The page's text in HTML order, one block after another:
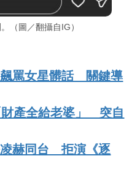
（圖／翻攝自IG）
罵女星髒話 關鍵導
財產全給老婆」 突自
凌赫同台 拒演《逐